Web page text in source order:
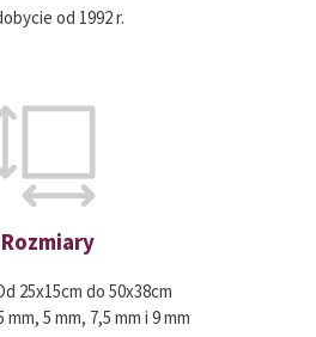
od 1992 r.
Rozmiary
25x15cm do 50x38cm
mm, 5 mm, 7,5 mm i 9 mm